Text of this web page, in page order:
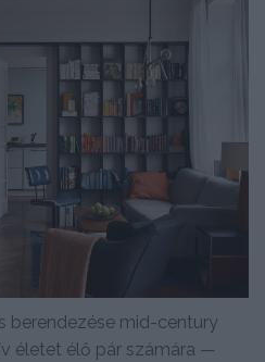
berendezése mid-century
életet élő pár számára —